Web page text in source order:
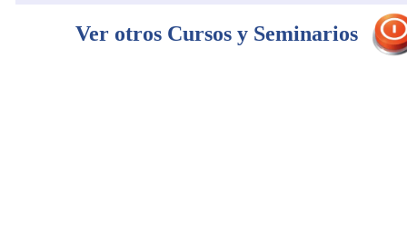
Ver otros Cursos y Seminarios